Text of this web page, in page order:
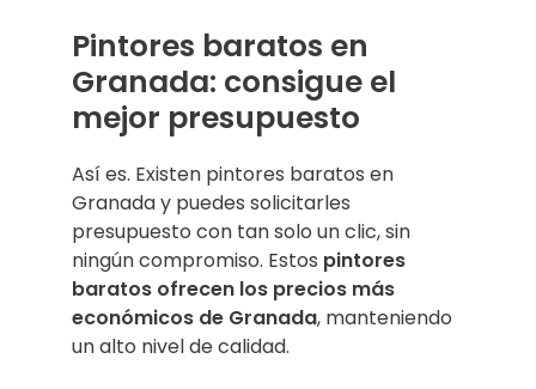
Pintores baratos en
Granada: consigue el
mejor presupuesto
Así es. Existen pintores baratos en
Granada y puedes solicitarles
presupuesto con tan solo un clic, sin
ningún compromiso. Estos pintores
baratos ofrecen los precios más
económicos de Granada, manteniendo
un alto nivel de calidad.